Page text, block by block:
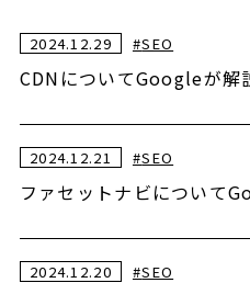
2024.12.29 #SEO
CDNについてGoogleが解
2024.12.21 #SEO
ファセットナビについて
2024.12.20 #SEO